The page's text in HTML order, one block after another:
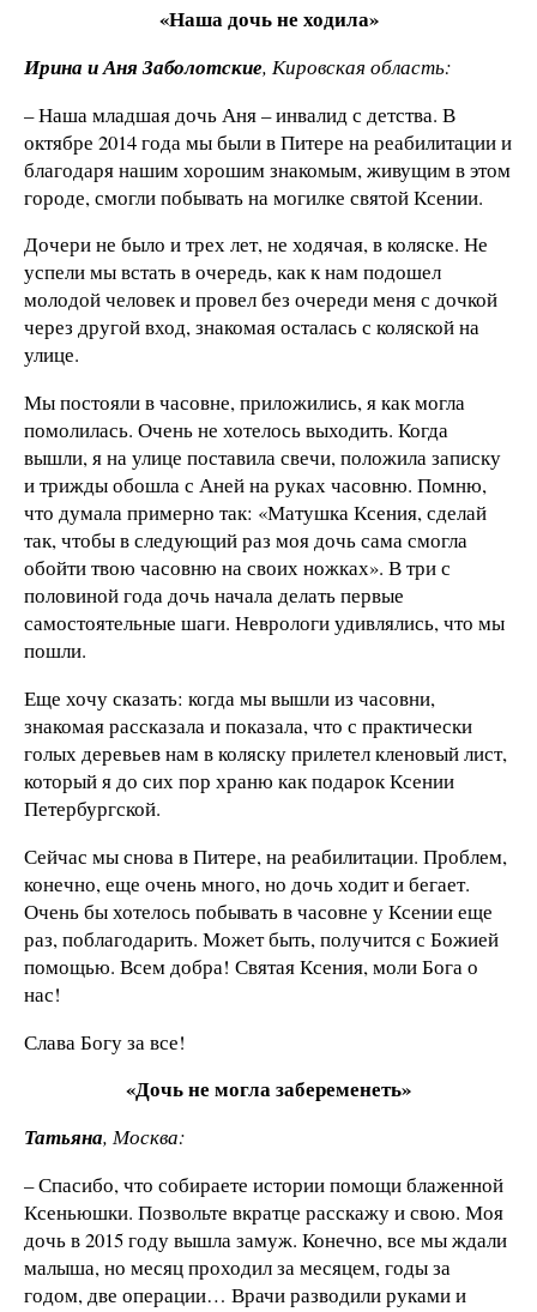
«Наша дочь не ходила»
Ирина и Аня Заболотские, Кировская область:
– Наша младшая дочь Аня – инвалид с детства. В
октябре 2014 года мы были в Питере на реабилитации и
благодаря нашим хорошим знакомым, живущим в этом
городе, смогли побывать на могилке святой Ксении.
Дочери не было и трех лет, не ходячая, в коляске. Не
успели мы встать в очередь, как к нам подошел
молодой человек и провел без очереди меня с дочкой
через другой вход, знакомая осталась с коляской на
улице.
Мы постояли в часовне, приложились, я как могла
помолилась. Очень не хотелось выходить. Когда
вышли, я на улице поставила свечи, положила записку
и трижды обошла с Аней на руках часовню. Помню,
что думала примерно так: «Матушка Ксения, сделай
так, чтобы в следующий раз моя дочь сама смогла
обойти твою часовню на своих ножках». В три с
половиной года дочь начала делать первые
самостоятельные шаги. Неврологи удивлялись, что мы
пошли.
Еще хочу сказать: когда мы вышли из часовни,
знакомая рассказала и показала, что с практически
голых деревьев нам в коляску прилетел кленовый лист,
который я до сих пор храню как подарок Ксении
Петербургской.
Сейчас мы снова в Питере, на реабилитации. Проблем,
конечно, еще очень много, но дочь ходит и бегает.
Очень бы хотелось побывать в часовне у Ксении еще
раз, поблагодарить. Может быть, получится с Божией
помощью. Всем добра! Святая Ксения, моли Бога о
нас!
Слава Богу за все!
«Дочь не могла забеременеть»
Татьяна, Москва:
– Спасибо, что собираете истории помощи блаженной
Ксеньюшки. Позвольте вкратце расскажу и свою. Моя
дочь в 2015 году вышла замуж. Конечно, все мы ждали
малыша, но месяц проходил за месяцем, годы за
годом, две операции… Врачи разводили руками и